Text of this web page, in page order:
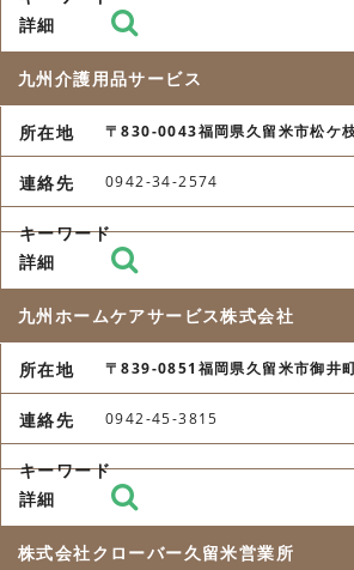
九州介護用品サービス
〒830-0043福岡県久留米市松ケ
0942-34-2574
九州ホームケアサービス株式会社
〒839-0851福岡県久留米市御井
0942-45-3815
株式会社クローバー久留米営業所